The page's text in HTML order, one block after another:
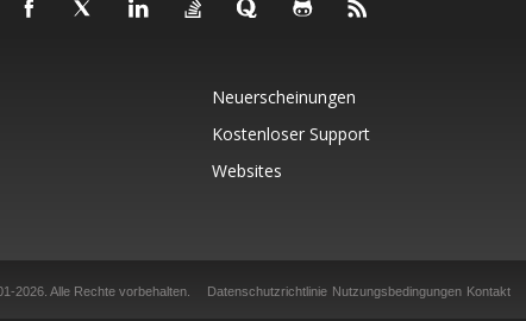
Neuerscheinungen
Kostenloser Support
Websites
2026. Alle Rechte vorbehalten. Datenschutzrichtlinie Nutzungsbedingungen Kontakt